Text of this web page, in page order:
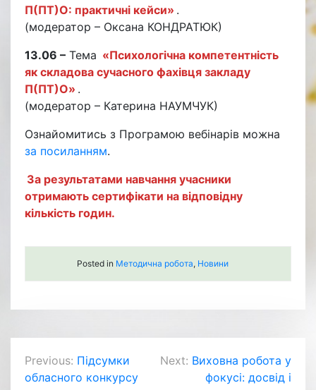
П(ПТ)О: практичні кейси» .
(модератор – Оксана КОНДРАТЮК)
13.06 – Тема «Психологічна компетентність
як складова сучасного фахівця закладу
П(ПТ)О» .
(модератор – Катерина НАУМЧУК)
Ознайомитись з Програмою вебінарів можна
за посиланням.
За результатами навчання учасники
отримають сертифікати на відповідну
кількість годин.
Posted in Методична робота, Новини
Навігація
Previous: Підсумки
обласного конкурсу
Next: Виховна робота у
фокусі: досвід і